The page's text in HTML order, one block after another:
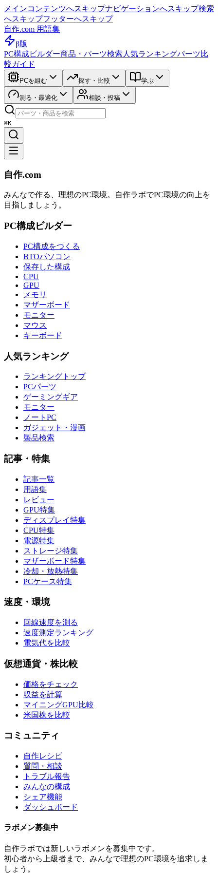
メインコンテンツへスキップナビゲーションへスキップ検索
へスキップフッターへスキップ
自作.com 用語集
β版
PC構成ビルダー商品・パーツ検索 人気ランキングパーツ比
較ガイド
PCを組む 探す・比較 学ぶ
測る・最適化 相談・投稿
⌘K
自作.com
みんなで作る、理想のPC環境。 自作ラボでPC環境の向上を
目指しましょう。
PC構成ビルダー
PC構成をつくる
BTOパソコン
保存した構成
CPU
GPU
メモリ
マザーボード
モニター
マウス
キーボード
人気ランキング
ランキングトップ
PCパーツ
ゲーミングギア
モニター
ノートPC
ガジェット・漫画
製品検索
記事・特集
記事一覧
用語集
レビュー
GPU特集
ディスプレイ特集
CPU特集
電源特集
ストレージ特集
マザーボード特集
冷却・放熱特集
PCケース特集
速度・環境
回線速度を測る
速度測定ランキング
電気代を比較
仮想通貨・株比較
価格をチェック
収益を計算
マイニングGPU比較
米国株を比較
コミュニティ
自作レシピ
質問・相談
トラブル報告
みんなの構成
シェア機能
ダッシュボード
ラボメン募集中
自作ラボでは新しいラボメンを募集中です。
初心者から上級者まで、みんなで理想のPC環境を追求しま
しょう。